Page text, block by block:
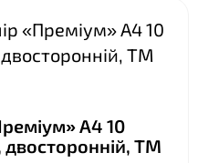
«Преміум» А4 10
двосторонній, ТМ
А4 10
двосторонній, ТМ